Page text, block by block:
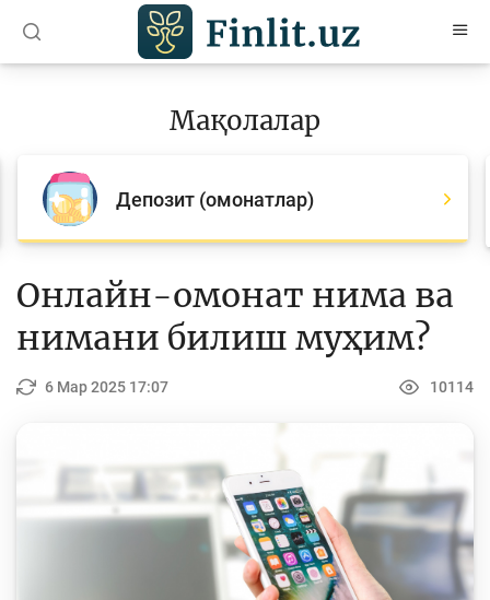
Барча мақолалар
Банк агентлари учун
Ислом молияси
Тўлов ва ўтказмалар
Пул-кредит сиёсати ва унинг элементлари
Мақолалар
Депозит (омонатлар)
Онлайн-омонат нима ва
нимани билиш муҳим?
6 Мар 2025 17:07 10114